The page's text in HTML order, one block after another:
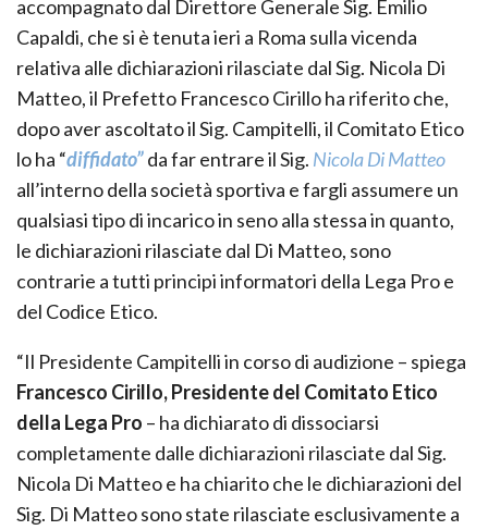
accompagnato dal Direttore Generale Sig. Emilio
Capaldi, che si è tenuta ieri a Roma sulla vicenda
relativa alle dichiarazioni rilasciate dal Sig. Nicola Di
Matteo, il Prefetto Francesco Cirillo ha riferito che,
dopo aver ascoltato il Sig. Campitelli, il Comitato Etico
lo ha “diffidato”da far entrare il Sig. Nicola Di Matteo
all’interno della società sportiva e fargli assumere un
qualsiasi tipo di incarico in seno alla stessa in quanto,
le dichiarazioni rilasciate dal Di Matteo, sono
contrarie a tutti principi informatori della Lega Pro e
del Codice Etico.
“Il Presidente Campitelli in corso di audizione – spiega
Francesco Cirillo, Presidente del Comitato Etico
della Lega Pro – ha dichiarato di dissociarsi
completamente dalle dichiarazioni rilasciate dal Sig.
Nicola Di Matteo e ha chiarito che le dichiarazioni del
Sig. Di Matteo sono state rilasciate esclusivamente a